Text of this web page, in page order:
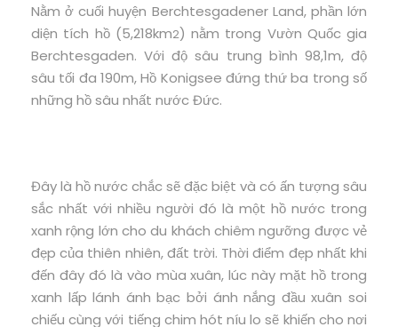
Nằm ở cuối huyện Berchtesgadener Land, phần lớn
diện tích hồ (5,218km2) nằm trong Vườn Quốc gia
Berchtesgaden. Với độ sâu trung bình 98,1m, độ
sâu tối đa 190m, Hồ Konigsee đứng thứ ba trong số
những hồ sâu nhất nước Đức.
Đây là hồ nước chắc sẽ đặc biệt và có ấn tượng sâu
sắc nhất với nhiều người đó là một hồ nước trong
xanh rộng lớn cho du khách chiêm ngưỡng được vẻ
đẹp của thiên nhiên, đất trời. Thời điểm đẹp nhất khi
đến đây đó là vào mùa xuân, lúc này mặt hồ trong
xanh lấp lánh ánh bạc bởi ánh nắng đầu xuân soi
chiếu cùng với tiếng chim hót níu lo sẽ khiến cho nơi